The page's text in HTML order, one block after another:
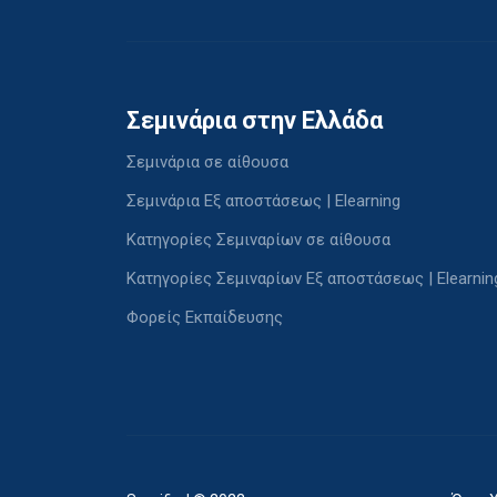
Σεμινάρια στην Ελλάδα
Σεμινάρια σε αίθουσα
Σεμινάρια Εξ αποστάσεως | Elearning
Κατηγορίες Σεμιναρίων σε αίθουσα
Κατηγορίες Σεμιναρίων Εξ αποστάσεως |
Φορείς Εκπαίδευσης